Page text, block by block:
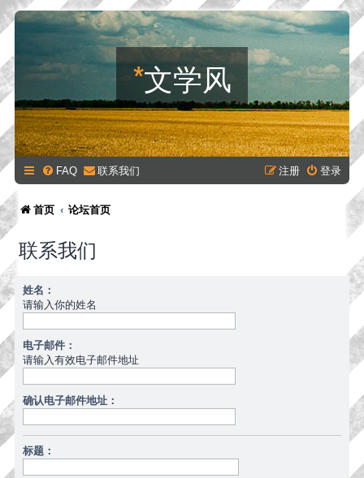
*文学风
FAQ 联系我们 登录
注册
首页 论坛首页
联系我们
姓名：
请输入你的姓名
电子邮件：
请输入有效电子邮件地址
确认电子邮件地址：
标题：